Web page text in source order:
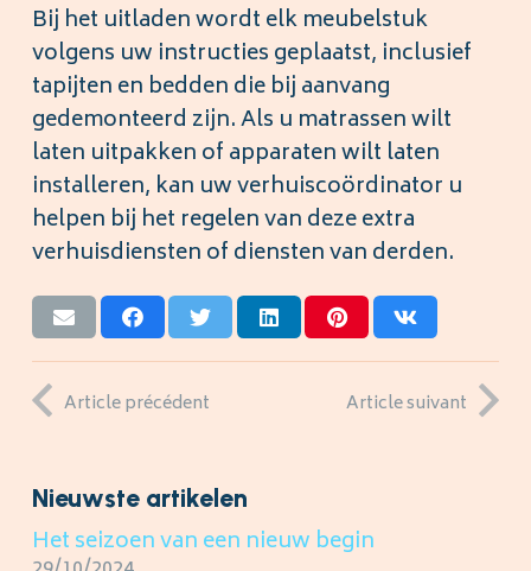
Bij het uitladen wordt elk meubelstuk
volgens uw instructies geplaatst, inclusief
tapijten en bedden die bij aanvang
gedemonteerd zijn. Als u matrassen wilt
laten uitpakken of apparaten wilt laten
installeren, kan uw verhuiscoördinator u
helpen bij het regelen van deze extra
verhuisdiensten of diensten van derden.
Article précédent Article suivant
Nieuwste artikelen
Het seizoen van een nieuw begin